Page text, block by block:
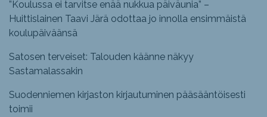
”Koulussa ei tarvitse enää nukkua päiväunia” –
Huittislainen Taavi Järä odottaa jo innolla ensimmäistä
koulupäiväänsä
Satosen terveiset: Talouden käänne näkyy
Sastamalassakin
Suodenniemen kirjaston kirjautuminen pääsääntöisesti
toimii